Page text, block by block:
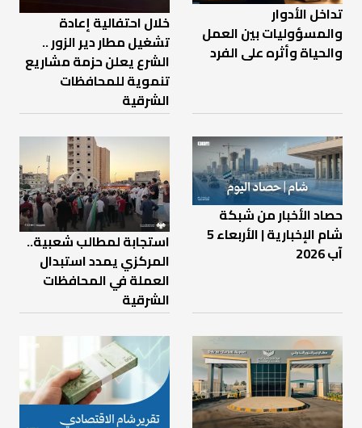
تداخل الأدوار
والمسؤوليات بين العمل
والحياة وأثره على الفرد
خلال احتفالية إعادة
تشغيل مطار دير الزور ..
الشرع يعلن حزمة مشاريع
تنموية للمحافظات
الشرقية
حصاد الأخبار من شبكة
شام الإخبارية | الأربعاء 5
آب 2026
استجابة لمطالب شعبية..
المركزي يمدد استبدال
العملة في المحافظات
الشرقية